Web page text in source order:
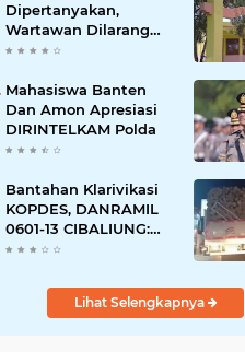
Kombes
Dipertanyakan,
Wartawan Dilarang
Meluput
Mahasiswa Banten
Dan Amon Apresiasi
DIRINTELKAM Polda
Bantahan Klarivikasi
KOPDES, DANRAMIL
0601-13 CIBALIUNG:
Penggunaan
Putih Tidak Sesuai
Lihat Selengkapnya